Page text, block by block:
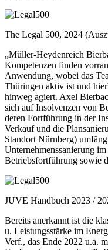
The Legal 500, 2024
„Müller-Heydenreich
Kompetenzen finden
Anwendung, wobei das
Thüringen aktiv ist und
hinweg agiert. Axel
sich auf Insolvenzen von
deren Fortführung in der
Verkauf und die
Standort Nürnberg)
Unternehmenssanierung
Betriebsfortführung sowie
JUVE Handbuch 2023 /
Bereits anerkannt ist die
u. Leistungsstärke im
Verf., das Ende 2022 u.a.